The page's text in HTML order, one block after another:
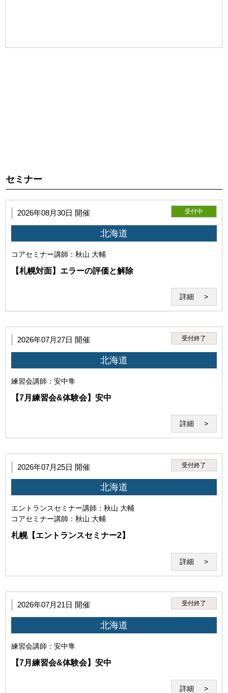
とを目的とします。
利用いただいた場合には下記の条件すべてにご同意いただいたも
のとさせていただきます。）
・前項の条件を満たした場合においても、本サービスの利用に支
障がある、秩序を乱す恐れがあると認められた場合は本サービス
セミナー
2026年08月30日 開催 受付中
北海道
コアセミナー講師：秋山 大輔
【札幌対面】エラーの評価と解除
詳細
2026年07月27日 開催 受付終了
北海道
練習会講師：安中隼
【7月練習会&体験会】安中
詳細
2026年07月25日 開催 受付終了
北海道
エントランスセミナー講師：秋山 大輔
コアセミナー講師：秋山 大輔
札幌【エントランスセミナー2】
詳細
2026年07月21日 開催 受付終了
北海道
練習会講師：安中隼
【7月練習会&体験会】安中
詳細